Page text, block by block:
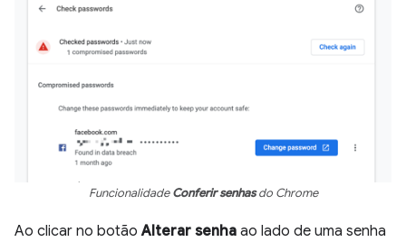
FuncionalidadeConferir senhasdo Chrome
Ao clicar no botãoAlterar senha ao lado de uma senha